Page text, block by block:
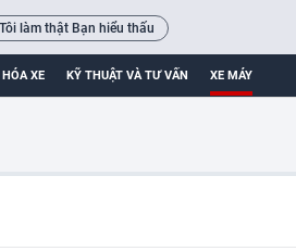
Tôi làm thật Bạn hiểu thấu
XE KỸ THUẬT VÀ TƯ VẤN XE MÁY